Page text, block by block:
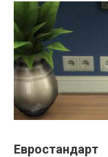
Евростандарт